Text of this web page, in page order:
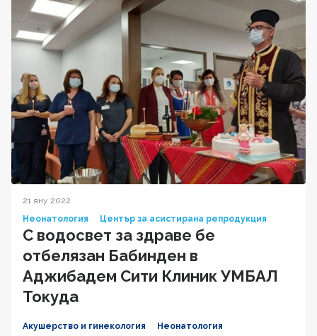
21 яну 2022
Неонатология
Център за асистирана репродукция
С водосвет за здраве бе
отбелязан Бабинден в
Аджибадем Сити Клиник УМБАЛ
Токуда
Акушерство и гинекология Неонатология